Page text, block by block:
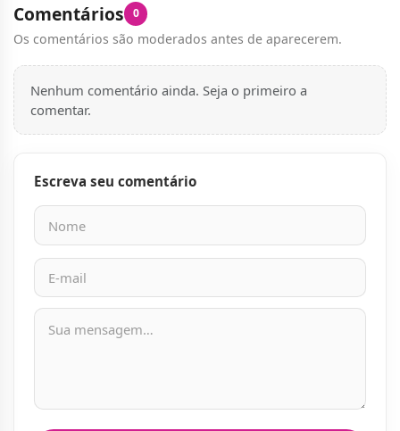
Comentários 0
Os comentários são moderados antes de aparecerem.
Nenhum comentário ainda. Seja o primeiro a
comentar.
Escreva seu comentário
Nome
E-mail
Mensagem